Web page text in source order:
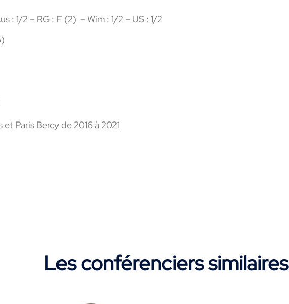
: 1/2 – RG : F (2) – Wim : 1/2 – US : 1/2
Paris Bercy de 2016 à 2021
Les conférenciers similaires